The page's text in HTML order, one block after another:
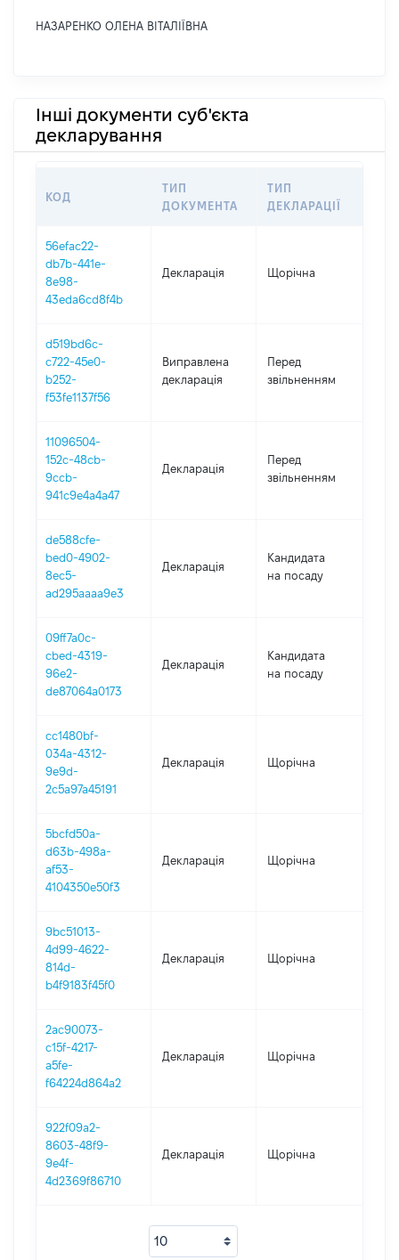
НАЗАРЕНКО ОЛЕНА ВІТАЛІЇВНА
Інші документи суб'єкта
декларування
КОД
ТИП
ДОКУМЕНТА
ТИП
ДЕКЛАРАЦІЇ
56efac22-
db7b-441e-
8e98-
43eda6cd8f4b
Декларація Щорічна
d519bd6c-
c722-45e0-
b252-
f53fe1137f56
Виправлена
декларація
Перед
звільненням
11096504-
152c-48cb-
9ccb-
941c9e4a4a47
Декларація
Перед
звільненням
de588cfe-
bed0-4902-
8ec5-
ad295aaaa9e3
Декларація
Кандидата
на посаду
09ff7a0c-
cbed-4319-
96e2-
de87064a0173
Декларація
Кандидата
на посаду
cc1480bf-
034a-4312-
9e9d-
2c5a97a45191
Декларація Щорічна
5bcfd50a-
d63b-498a-
af53-
4104350e50f3
Декларація Щорічна
9bc51013-
4d99-4622-
814d-
b4f9183f45f0
Декларація Щорічна
2ac90073-
c15f-4217-
a5fe-
f64224d864a2
Декларація Щорічна
922f09a2-
8603-48f9-
9e4f-
4d2369f86710
Декларація Щорічна